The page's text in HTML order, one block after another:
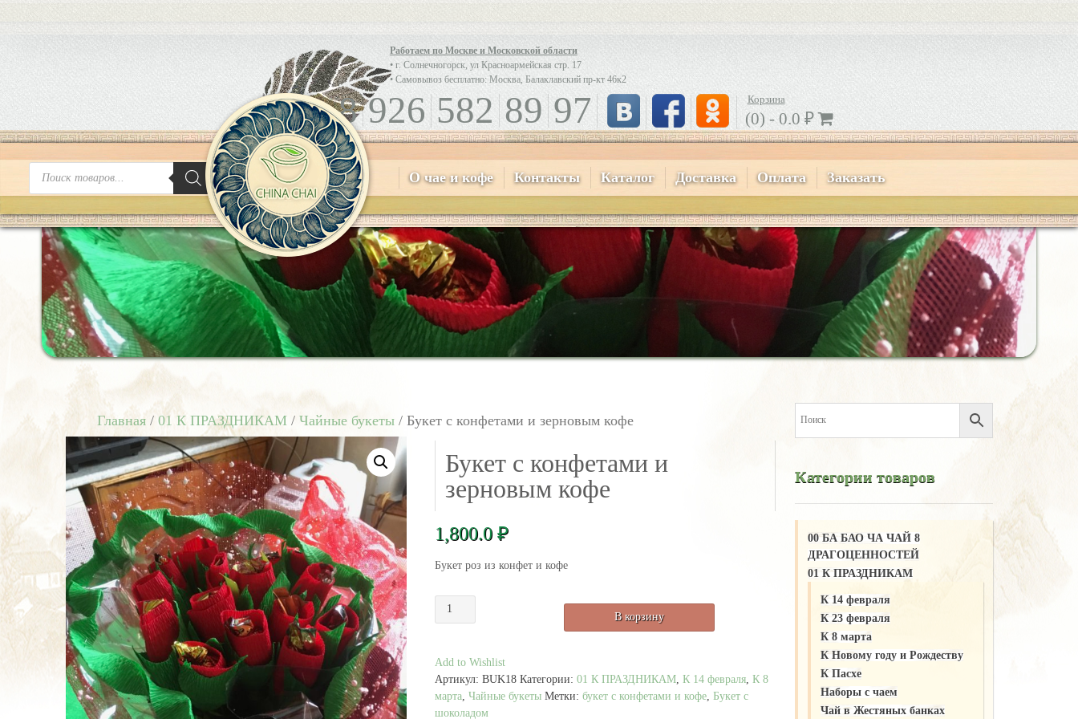
О чае и кофе Контакты Каталог Доставка Оплата Заказать
Работаем по Москве и Московской области
• г. Солнечногорск, ул Красноармейская стр. 17
• Самовывоз бесплатно: Москва, Балаклавский пр-кт 46к2
8 926 582 89 97 Корзина
(0) -0.0 ₽
Поиск
товаров
Главная / 01 К ПРАЗДНИКАМ / Чайные букеты / Букет с конфетами и зерновым кофе
Букет с конфетами и
зерновым кофе
1,800.0₽
Букет роз из конфет и кофе
Количество
зерновым
В корзину
Add to Wishlist
Артикул:BUK18 Категории:01 К ПРАЗДНИКАМ ,К 14 февраля ,К 8
марта ,Чайные букеты Метки:букет с конфетами и кофе Букет с
шоколадом
Категории товаров
00 БА БАО ЧА ЧАЙ 8
ДРАГОЦЕННОСТЕЙ
01 К ПРАЗДНИКАМ
К 14 февраля
К 23 февраля
К 8 марта
К Новому году и Рождеству
К Пасхе
Наборы с чаем
Чай в Жестяных банках